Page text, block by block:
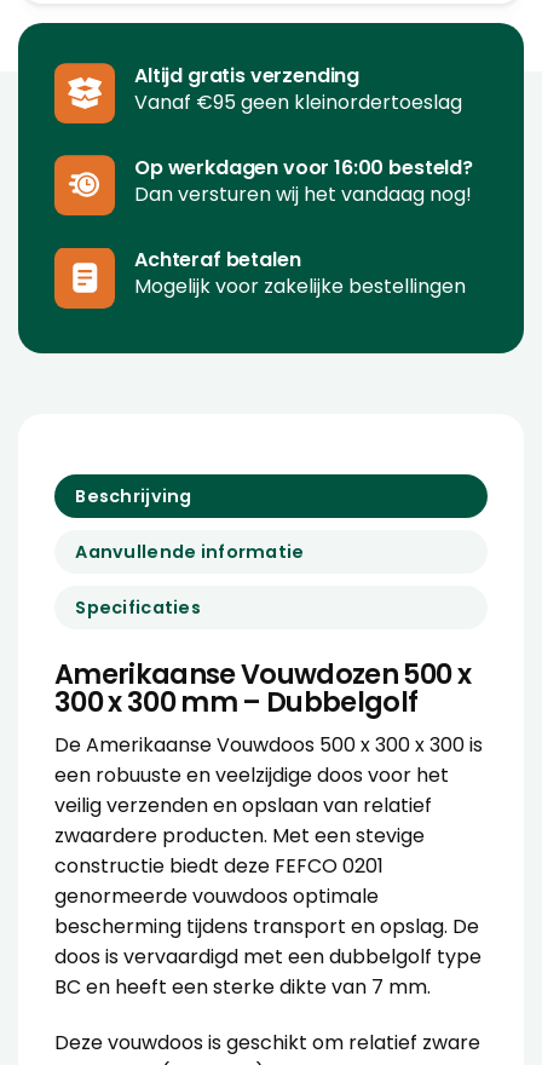
Altijd gratis verzending
Vanaf €95 geen kleinordertoeslag
Op werkdagen voor 16:00 besteld?
Dan versturen wij het vandaag nog!
Achteraf betalen
Mogelijk voor zakelijke bestellingen
Beschrijving
Aanvullende informatie
Specificaties
Amerikaanse Vouwdozen 500 x
300 x 300 mm – Dubbelgolf
De Amerikaanse Vouwdoos 500 x 300 x 300 is
een robuuste en veelzijdige doos voor het
veilig verzenden en opslaan van relatief
zwaardere producten. Met een stevige
constructie biedt deze FEFCO 0201
genormeerde vouwdoos optimale
bescherming tijdens transport en opslag. De
doos is vervaardigd met een dubbelgolf type
BC en heeft een sterke dikte van 7 mm.
Deze vouwdoos is geschikt om relatief zware